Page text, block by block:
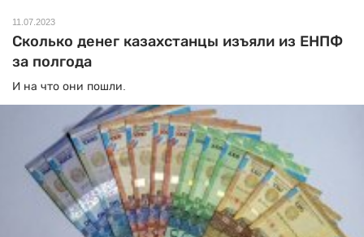
11.07.2023
Сколько денег казахстанцы изъяли из ЕНПФ
за полгода
И на что они пошли.